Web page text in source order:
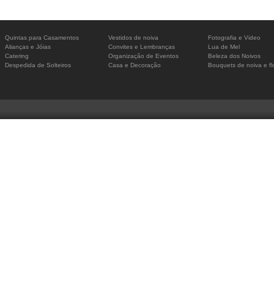
Quintas para Casamentos Vestidos de noiva
Fotografia e Video
Alianças e Jóias
Convites e Lembranças
Lua de Mel
Catering
Organização de Eventos
Beleza dos Noivos
Despedida de Solteiros
Casa e Decoração Bouquets de noiva e